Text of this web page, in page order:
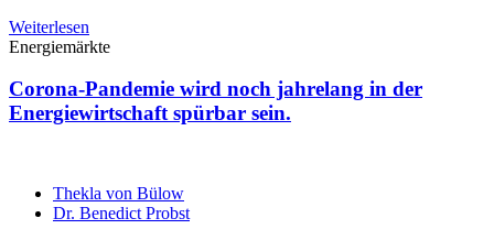
Weiterlesen
Energiemärkte
Corona-Pandemie wird noch jahrelang in der
Energiewirtschaft spürbar sein.
Thekla von Bülow
Dr. Benedict Probst